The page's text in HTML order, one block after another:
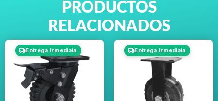
PRODUCTOS
RELACIONADOS
Entrega Inmediata Entrega Inmediata